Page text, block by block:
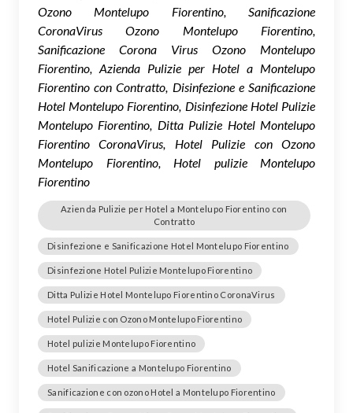
Ozono Montelupo Fiorentino, Sanificazione
CoronaVirus Ozono Montelupo Fiorentino,
Sanificazione Corona Virus Ozono Montelupo
Fiorentino, Azienda Pulizie per Hotel a Montelupo
Fiorentino con Contratto, Disinfezione e Sanificazione
Hotel Montelupo Fiorentino, Disinfezione Hotel Pulizie
Montelupo Fiorentino, Ditta Pulizie Hotel Montelupo
Fiorentino CoronaVirus, Hotel Pulizie con Ozono
Montelupo Fiorentino, Hotel pulizie Montelupo
Fiorentino
Azienda Pulizie per Hotel a Montelupo Fiorentino con
Contratto
Disinfezione e Sanificazione Hotel Montelupo Fiorentino
Disinfezione Hotel Pulizie Montelupo Fiorentino
Ditta Pulizie Hotel Montelupo Fiorentino CoronaVirus
Hotel Pulizie con Ozono Montelupo Fiorentino
Hotel pulizie Montelupo Fiorentino
Hotel Sanificazione a Montelupo Fiorentino
Sanificazione con ozono Hotel a Montelupo Fiorentino